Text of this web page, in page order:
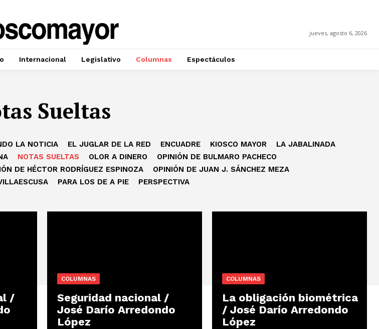
jueves, agosto 6, 2026
Internacional Legislativo Columnas Espectáculos
Sueltas
LA NOTICIA EL JUGLAR DE LA RED ENCUADRE KIOSCO MAYOR
LA JABALINADA
NOTAS SUELTAS OLOR A DINERO
OPINIÓN DE BULMARO PACHECO
DE HÉCTOR RODRÍGUEZ ESPINOZA
OPINIÓN DE JUAN J. SÁNCHEZ MEZA
PARA LOS DE A PIE PERSPECTIVA
/
COLUMNAS
Seguridad nacional /
José Darío Arredondo
López
COLUMNAS
La obligación biométrica
/ José Darío Arredondo
López